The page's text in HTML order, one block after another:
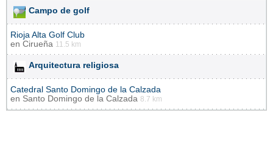
Campo de golf
Rioja Alta Golf Club
en Cirueña 11.5 km
Arquitectura religiosa
Catedral Santo Domingo de la Calzada
en Santo Domingo de la Calzada 8.7 km